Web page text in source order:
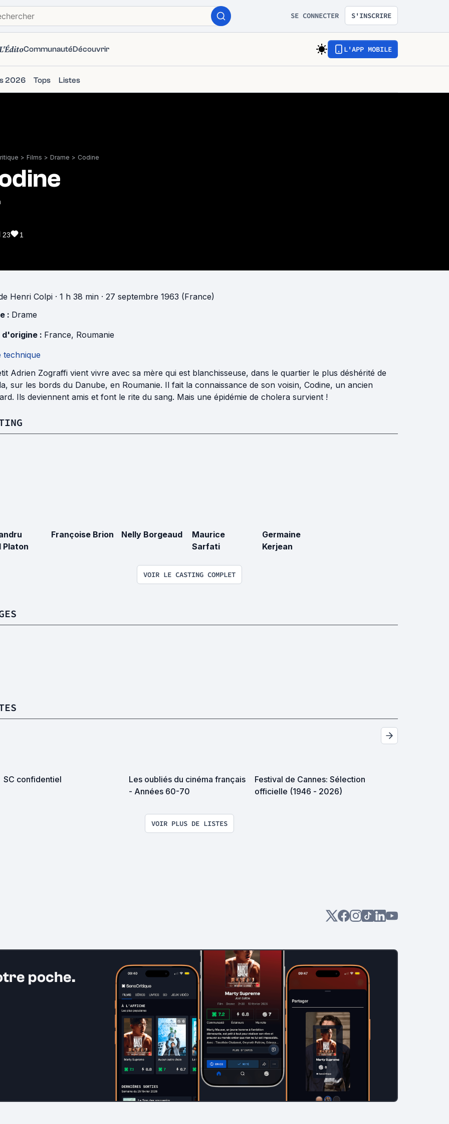
SE CONNECTER S'INSCRIRE
CommunautéDécouvrir L'APP MOBILE
2026 Tops Listes
> Films > Drame > Codine
23 1
Henri Colpi · 1 h 38 min · 27 septembre 1963 (France)
: Drame
d'origine : France, Roumanie
technique
Adrien Zograffi vient vivre avec sa mère qui est blanchisseuse, dans le quartier le plus déshérité de
sur les bords du Danube, en Roumanie. Il fait la connaissance de son voisin, Codine, un ancien
Ils deviennent amis et font le rite du sang. Mais une épidémie de cholera survient !
Platon
Françoise Brion Nelly Borgeaud
Maurice
Sarfati
Germaine
Kerjean
VOIR LE CASTING COMPLET
SC confidentiel
Les oubliés du cinéma français
- Années 60-70
Festival de Cannes: Sélection
officielle (1946 - 2026)
VOIR PLUS DE LISTES
poche.